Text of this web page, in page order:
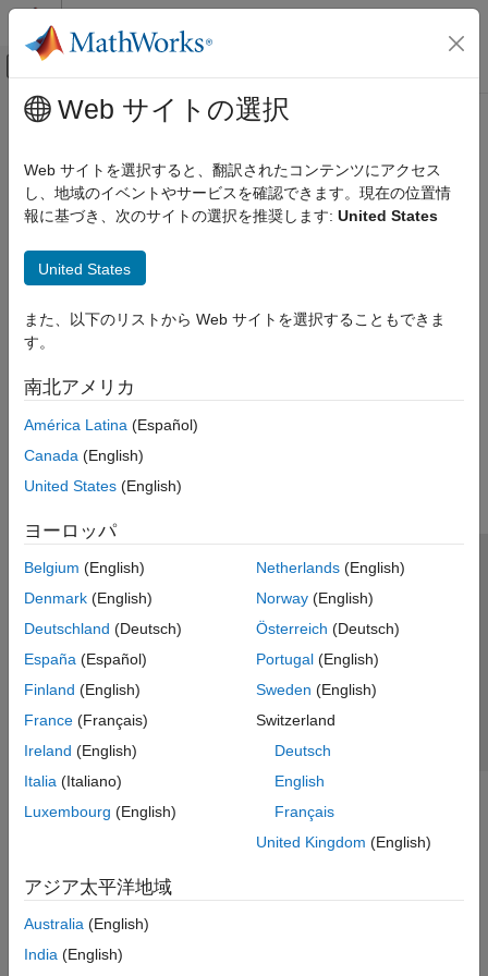
コンテンツへスキップ
オフキャンバス ナビゲーション メ
ドキュメンテーションのホーム
メインコンテンツ
How useful was this information?
Web サイトの選択
Web サイトを選択すると、翻訳されたコンテンツにアクセス
し、地域のイベントやサービスを確認できます。現在の位置情
報に基づき、次のサイトの選択を推奨します: United States
United States
また、以下のリストから Web サイトを選択することもできま
す。
南北アメリカ
América Latina (Español)
Canada (English)
United States (English)
ヨーロッパ
Belgium (English)
Denmark (English)
Deutschland (Deutsch)
España (Español)
Finland (English)
France (Français)
Ireland (English)
Italia (Italiano)
Luxembourg (English)
Netherlands(English)
Norway(English)
Österreich (Deutsch)
Portugal(English)
Sweden (English)
Switzerland
Deutsch
English
Français
United Kingdom (English)
アジア太平洋地域
Australia (English)
India (English)
トラストセンター
プライバシー ポリシー
違法コピー防止
アプリケーション ステータス
© 1994-2026 The MathWorks, Inc.